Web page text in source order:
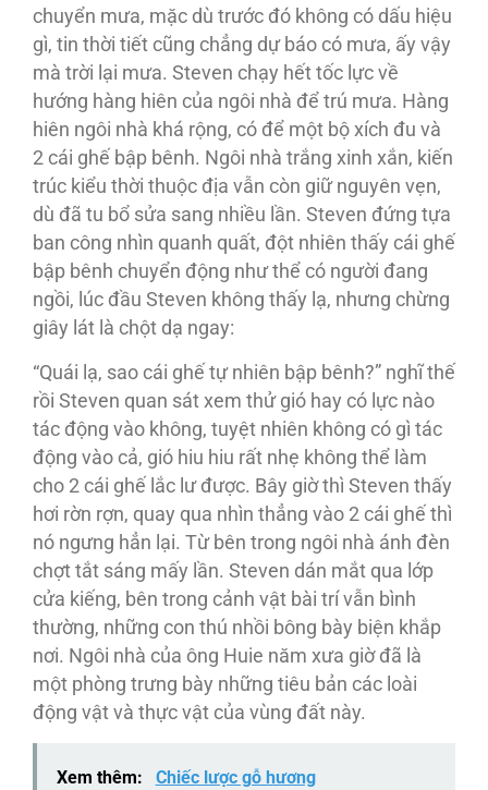
chuyển mưa, mặc dù trước đó không có dấu hiệu
gì, tin thời tiết cũng chẳng dự báo có mưa, ấy vậy
mà trời lại mưa. Steven chạy hết tốc lực về
hướng hàng hiên của ngôi nhà để trú mưa. Hàng
hiên ngôi nhà khá rộng, có để một bộ xích đu và
2 cái ghế bập bênh. Ngôi nhà trắng xinh xắn, kiến
trúc kiểu thời thuộc địa vẫn còn giữ nguyên vẹn,
dù đã tu bổ sửa sang nhiều lần. Steven đứng tựa
ban công nhìn quanh quất, đột nhiên thấy cái ghế
bập bênh chuyển động như thể có người đang
ngồi, lúc đầu Steven không thấy lạ, nhưng chừng
giây lát là chột dạ ngay:
“Quái lạ, sao cái ghế tự nhiên bập bênh?” nghĩ thế
rồi Steven quan sát xem thử gió hay có lực nào
tác động vào không, tuyệt nhiên không có gì tác
động vào cả, gió hiu hiu rất nhẹ không thể làm
cho 2 cái ghế lắc lư được. Bây giờ thì Steven thấy
hơi rờn rợn, quay qua nhìn thẳng vào 2 cái ghế thì
nó ngưng hẳn lại. Từ bên trong ngôi nhà ánh đèn
chợt tắt sáng mấy lần. Steven dán mắt qua lớp
cửa kiếng, bên trong cảnh vật bài trí vẫn bình
thường, những con thú nhồi bông bày biện khắp
nơi. Ngôi nhà của ông Huie năm xưa giờ đã là
một phòng trưng bày những tiêu bản các loài
động vật và thực vật của vùng đất này.
Xem thêm: Chiếc lược gỗ hương